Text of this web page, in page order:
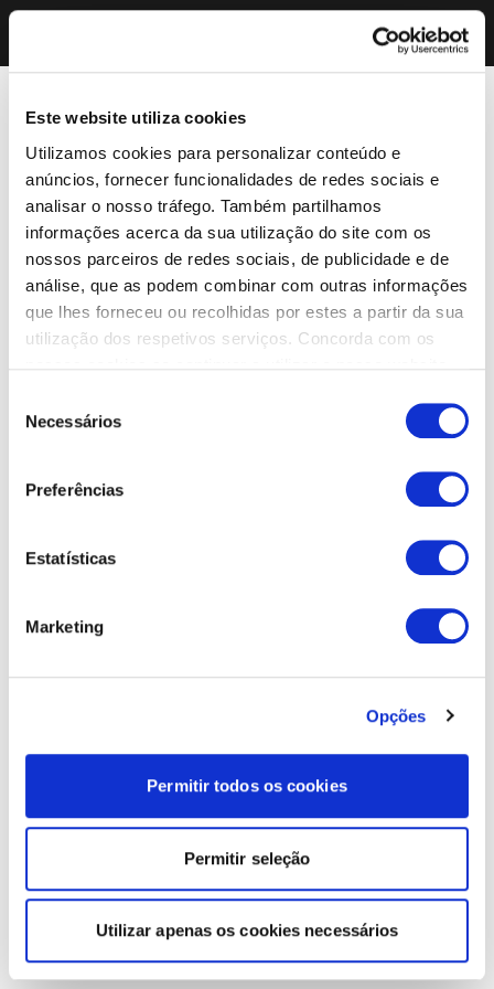
Este website utiliza cookies
Utilizamos cookies para personalizar conteúdo e
anúncios, fornecer funcionalidades de redes sociais e
analisar o nosso tráfego. Também partilhamos
informações acerca da sua utilização do site com os
nossos parceiros de redes sociais, de publicidade e de
análise, que as podem combinar com outras informações
que lhes forneceu ou recolhidas por estes a partir da sua
utilização dos respetivos serviços. Concorda com os
Necessários
Preferências
Estatísticas
Marketing
Opções
Permitir todos os cookies
Permitir seleção
Utilizar apenas os cookies necessários